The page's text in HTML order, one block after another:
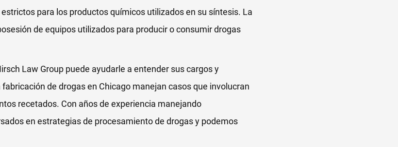
para los productos químicos utilizados en su síntesis. La
de equipos utilizados para producir o consumir drogas
Law Group puede ayudarle a entender sus cargos y
de drogas en Chicago manejan casos que involucran
recetados. Con años de experiencia manejando
en estrategias de procesamiento de drogas y podemos